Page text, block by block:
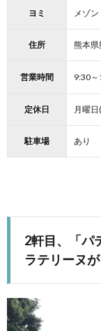
ヨミ メゾ
住所 熊本
営業時間 9:30
定休日 月曜
駐車場 あり
2軒目、「パ
ラテリーヌ